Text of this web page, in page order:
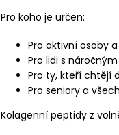
Pro koho je určen:
Pro aktivní osoby
Pro lidi s
Pro ty, kteří chtějí
Pro seniory a
Kolagenní peptidy z